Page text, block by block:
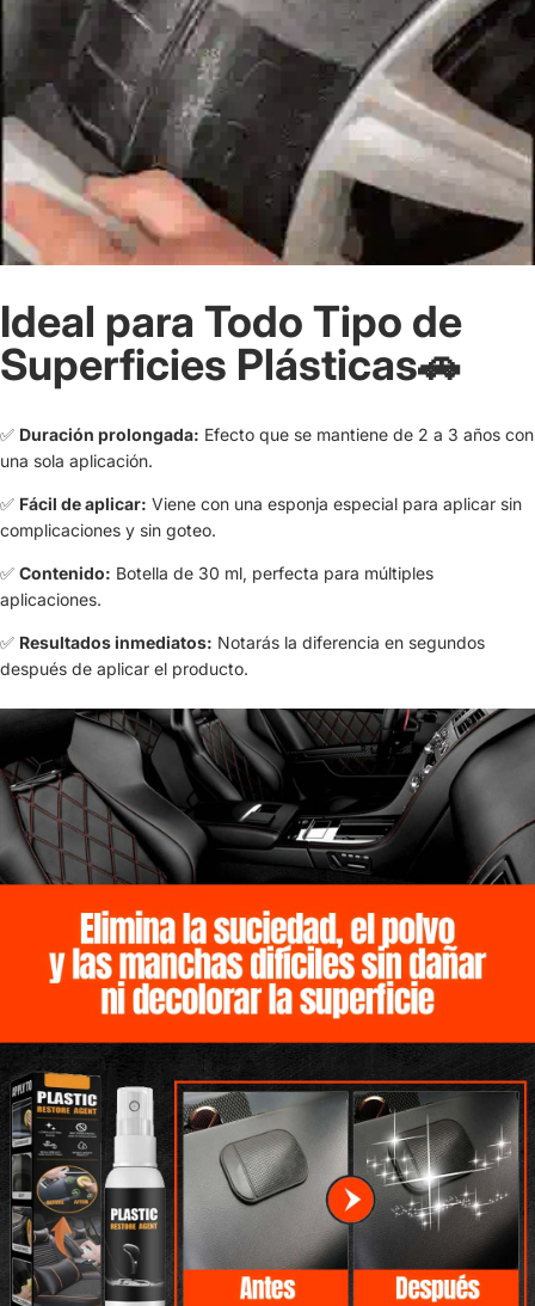
Ideal para Todo Tipo de
Superficies Plásticas🚗
✅ Duración prolongada: Efecto que se mantiene de 2 a 3 años con
una sola aplicación.
✅ Fácil de aplicar: Viene con una esponja especial para aplicar sin
complicaciones y sin goteo.
✅ Contenido: Botella de 30 ml, perfecta para múltiples
aplicaciones.
✅ Resultados inmediatos: Notarás la diferencia en segundos
después de aplicar el producto.